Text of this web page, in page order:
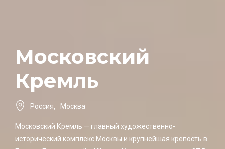
Московский
Кремль
Россия, Москва
Московский Кремль — главный художественно-
исторический комплекс Москвы и крупнейшая крепость в